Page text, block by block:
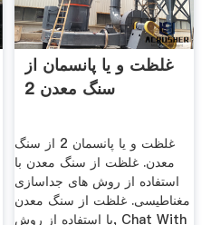
غلظت و یا پانسمان از
سنگ معدن 2
غلظت و یا پانسمان 2 از سنگ
معدن. غلظت از سنگ معدن با
استفاده از روش های جداسازی
مغناطیسی. غلظت از سنگ معدن
با استفاده از روش, Chat With